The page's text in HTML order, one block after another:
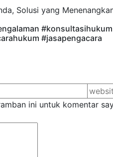
Solusi yang
#jasapengacara
ini untuk komentar